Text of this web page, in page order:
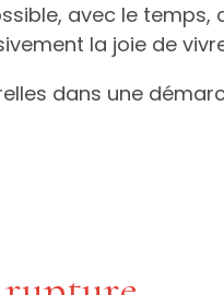
avec le temps,
la joie de
dans une